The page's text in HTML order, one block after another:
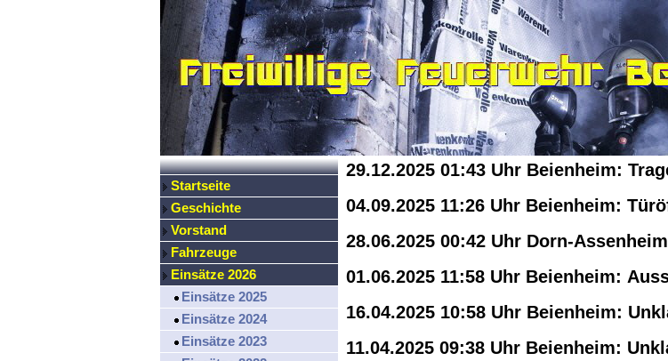
Startseite
Geschichte
Vorstand
Fahrzeuge
Einsätze 2026
Einsätze 2025
Einsätze 2024
Einsätze 2023
29.12.2025 01:43 Uhr Beienheim:
04.09.2025 11:26 Uhr Beienheim:
28.06.2025 00:42 Uhr Dorn-
01.06.2025 11:58 Uhr Beienheim:
16.04.2025 10:58 Uhr Beienheim:
11.04.2025 09:38 Uhr Beienheim: